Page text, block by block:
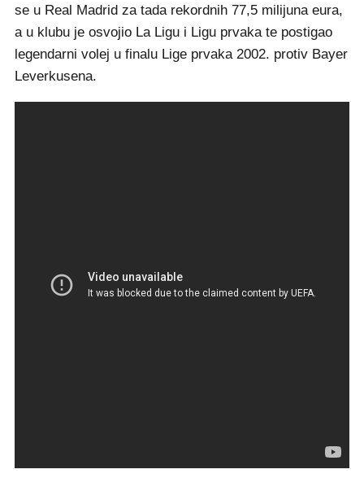
se u Real Madrid za tada rekordnih 77,5 milijuna eura,
a u klubu je osvojio La Ligu i Ligu prvaka te postigao
legendarni volej u finalu Lige prvaka 2002. protiv Bayer
Leverkusena.